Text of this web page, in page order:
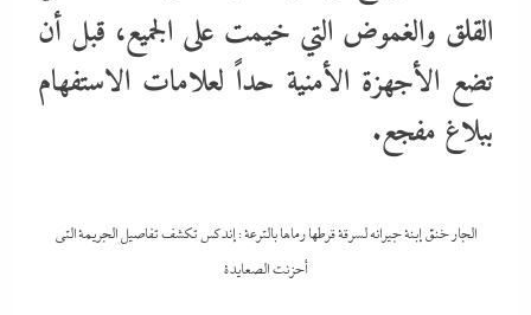
القلق والغموض التي خيمت على الجميع، قبل أن
تضع الأجهزة الأمنية حداً لعلامات الاستفهام
ببلاغ مفجع.
الجار خنق إبنة جيرانه لسرقة قرطها رماها بالترعة : إندكس تكشف تفاصيل الجريمة التى
أحزنت الصعايدة